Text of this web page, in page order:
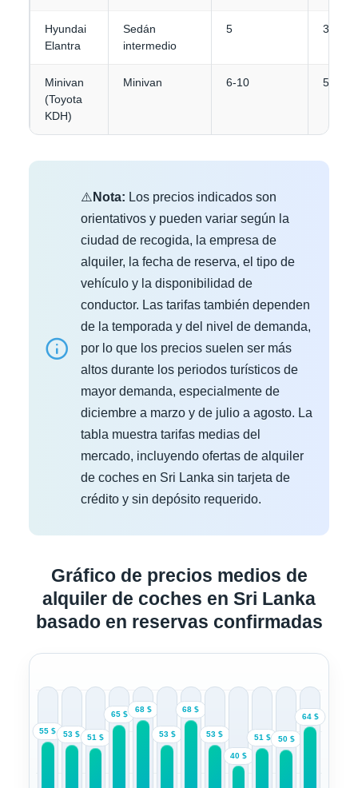
Hyundai
Elantra
Sedán
intermedio
5 3-4
Minivan
(Toyota
KDH)
Minivan 6-10 5+
⚠️ Nota: Los precios indicados son
orientativos y pueden variar según la
ciudad de recogida, la empresa de
alquiler, la fecha de reserva, el tipo de
vehículo y la disponibilidad de
conductor. Las tarifas también dependen
de la temporada y del nivel de demanda,
por lo que los precios suelen ser más
altos durante los periodos turísticos de
mayor demanda, especialmente de
diciembre a marzo y de julio a agosto. La
tabla muestra tarifas medias del
mercado, incluyendo ofertas de alquiler
de coches en Sri Lanka sin tarjeta de
crédito y sin depósito requerido.
Gráfico de precios medios de
alquiler de coches en Sri Lanka
basado en reservas confirmadas
55 $ 53 $ 51 $
65 $
68 $
53 $
68 $
53 $
40 $
51 $ 50 $
64 $